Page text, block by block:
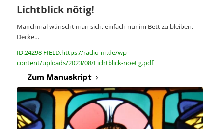
Lichtblick nötig!
Manchmal wünscht man sich, einfach nur im Bett zu bleiben.
Decke…
ID:24298 FIELD:https://radio-m.de/wp-
content/uploads/2023/08/Lichtblick-noetig.pdf
Zum Manuskript